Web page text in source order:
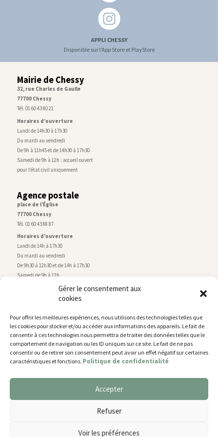
Gérer le consentement aux
cookies
Pour offrir les meilleures expériences, nous utilisons des technologies telles que
les cookies pour stocker et/ou accéder aux informations des appareils. Le fait de
consentir à ces technologies nous permettra de traiter des données telles que le
comportement de navigation ou les ID uniques sur ce site. Le fait de ne pas
consentir ou de retirer son consentement peut avoir un effet négatif sur certaines
caractéristiques et fonctions. Politique de confidentialité
Accepter
Refuser
Voir les préférences
APPLI CHESSY
Disponible sur l'App Store et PlayStore
Mairie de Chessy
32, rue Charles de Gaulle
77700 Chessy
Tél. 01 60 43 80 21
Horaires d’ouverture
Lundi de 14h30 à 17h30
Du mardi au vendredi
De 9h à 11h45 et de 14h30 à 17h30
Samedi de 9h à 12h : accueil ouvert
pour l’état civil uniquement
Agence postale
place de l’Église
77700 Chessy
Tél. 01 60 43 88 87
Horaires d’ouverture
Lundi de 14h à 17h30
Du mardi au vendredi
De 9h30 à 12h30 et de 14h à 17h30
Samedi de 9h à 12h
Service technique
rue de Montry–77700 Chessy
Tél. 01 60 43 52 63
Horaires d’ouverture
Lundi, mardi et jeudi
De 9h à 11h45 et de 14h30 à 17h30
Nous utilisons des cookies pour vous offrir la meilleure
You can find out more about which cookies we are using or